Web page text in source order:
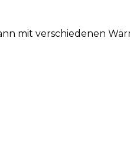
mit verschiedenen